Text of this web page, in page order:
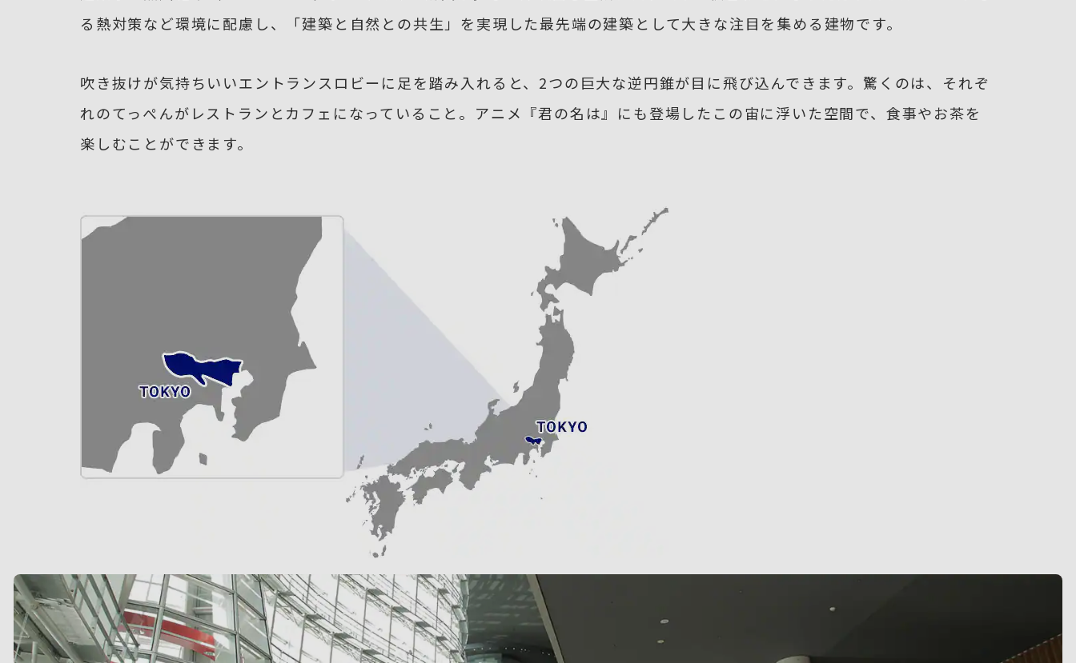
る熱対策など環境に配慮し、「建築と自然との共生」を実現した最先端の建築として大きな注目を集める建物です。
吹き抜けが気持ちいいエントランスロビーに足を踏み入れると、2つの巨大な逆円錐が目に飛び込んできます。驚くのは、それぞ
れのてっぺんがレストランとカフェになっていること。アニメ『君の名は』にも登場したこの宙に浮いた空間で、食事やお茶を
楽しむことができます。